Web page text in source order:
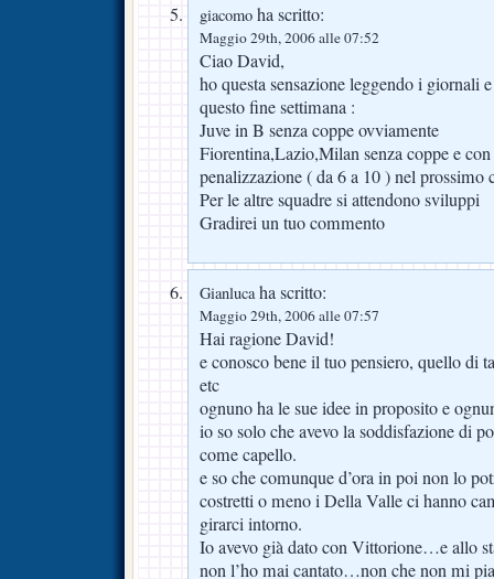
giacomo ha scritto:
Maggio 29th, 2006 alle 07:52
Ciao David,
ho questa sensazione leggendo i giornali
questo fine settimana :
Juve in B senza coppe ovviamente
Fiorentina,Lazio,Milan senza coppe e
penalizzazione ( da 6 a 10 ) nel
Per le altre squadre si attendono sviluppi
Gradirei un tuo commento
Gianlucaha scritto:
Maggio 29th, 2006 alle 07:57
Hai ragione David!
e conosco bene il tuo pensiero, quello di
etc
ognuno ha le sue idee in proposito e
io so solo che avevo la soddisfazione di
come capello.
e so che comunque d’ora in poi non lo
costretti o meno i Della Valle ci hanno
girarci intorno.
Io avevo già dato con Vittorione…e allo
non l’ho mai cantato…non che non mi